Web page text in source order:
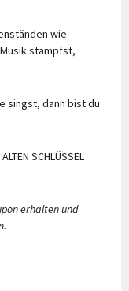
wie
stampfst,
singst, dann bist du
SCHLÜSSEL
erhalten und